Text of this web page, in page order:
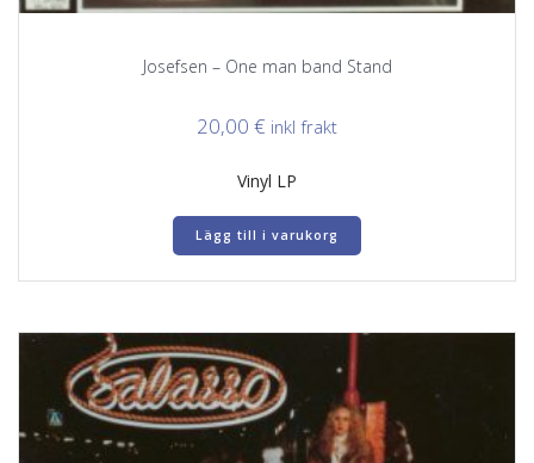
Josefsen – One man band Stand
20,00 € inkl frakt
Vinyl LP
Lägg till i varukorg